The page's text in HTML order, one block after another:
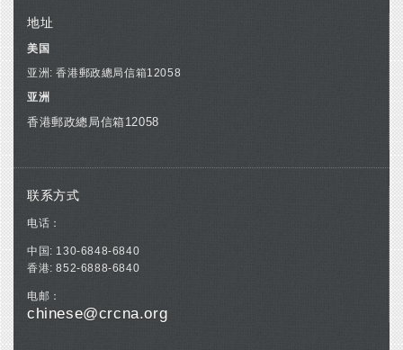
地址
美国
亚洲: 香港郵政總局信箱12058
亚洲
香港郵政總局信箱12058
联系方式
电话：
中国: 130-6848-6840
香港: 852-6888-6840
电邮：
chinese@crcna.org